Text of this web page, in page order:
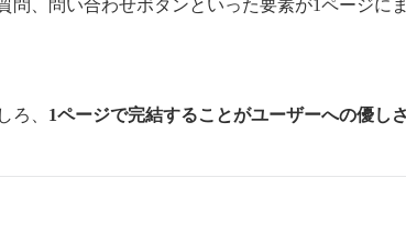
、問い合わせボタンといった要素が1ページに
ろ、 1ページで完結することがユーザーへの優しさ